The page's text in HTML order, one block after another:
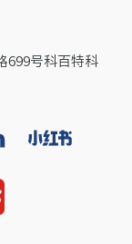
699号科百特科